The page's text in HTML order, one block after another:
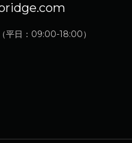
（平日：09:00-18:00）